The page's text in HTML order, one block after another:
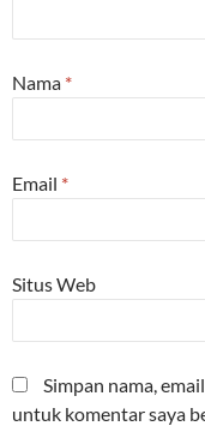
Nama *
Email *
Situs Web
Simpan nama,
untuk komentar saya